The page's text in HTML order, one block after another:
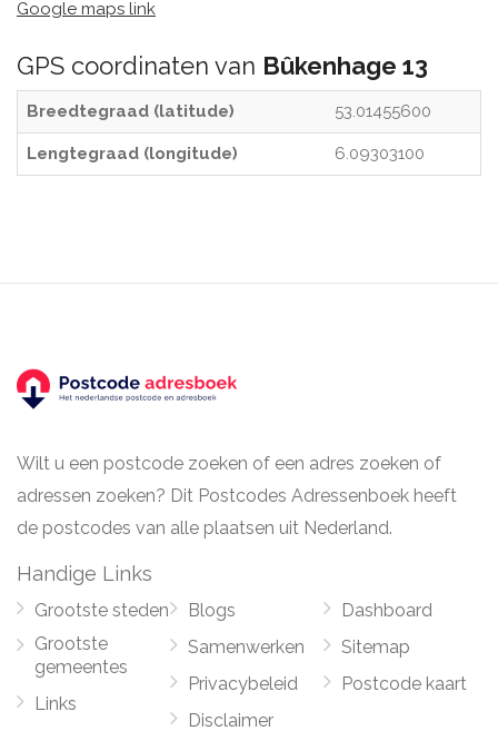
Google maps link
GPS coordinaten van Bûkenhage 13
Breedtegraad (latitude) 53.01455600
Lengtegraad (longitude) 6.09303100
Wilt u een postcode zoeken of een adres zoeken of
adressen zoeken? Dit Postcodes Adressenboek heeft
de postcodes van alle plaatsen uit Nederland.
Handige Links
Grootste steden
Grootste
gemeentes
Links
Blogs
Samenwerken
Privacybeleid
Disclaimer
Dashboard
Sitemap
Postcode kaart